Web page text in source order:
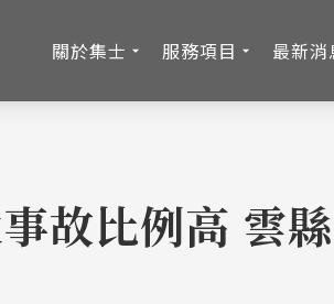
關於集士 服務項目 最新消
故比例高 雲